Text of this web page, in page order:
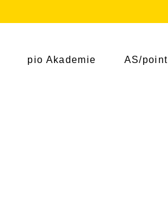
pio Akademie AS/point